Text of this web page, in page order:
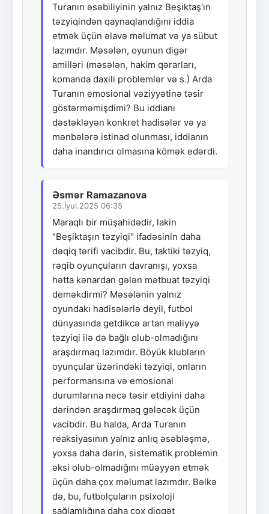
Turanın əsəbiliyinin yalnız Beşiktaş'ın
təzyiqindən qaynaqlandığını iddia
etmək üçün əlavə məlumat və ya sübut
lazımdır. Məsələn, oyunun digər
amilləri (məsələn, hakim qərarları,
komanda daxili problemlər və s.) Arda
Turanın emosional vəziyyətinə təsir
göstərməmişdimi? Bu iddianı
dəstəkləyən konkret hadisələr və ya
mənbələrə istinad olunması, iddianın
daha inandırıcı olmasına kömək edərdi.
Əsmər Ramazanova
25.İyul.2025 06:35
Maraqlı bir müşahidədir, lakin
"Beşiktaşın təzyiqi" ifadəsinin daha
dəqiq tərifi vacibdir. Bu, taktiki təzyiq,
rəqib oyunçuların davranışı, yoxsa
hətta kənardan gələn mətbuat təzyiqi
deməkdirmi? Məsələnin yalnız
oyundakı hadisələrlə deyil, futbol
dünyasında getdikcə artan maliyyə
təzyiqi ilə də bağlı olub-olmadığını
araşdırmaq lazımdır. Böyük klubların
oyunçular üzərindəki təzyiqi, onların
performansına və emosional
durumlarına necə təsir etdiyini daha
dərindən araşdırmaq gələcək üçün
vacibdir. Bu halda, Arda Turanın
reaksiyasının yalnız anlıq əsəbləşmə,
yoxsa daha dərin, sistematik problemin
əksi olub-olmadığını müəyyən etmək
üçün daha çox məlumat lazımdır. Bəlkə
də, bu, futbolçuların psixoloji
sağlamlığına daha çox diqqət